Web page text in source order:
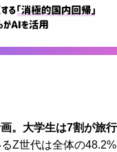
。大学生は7割が旅
Z世代は全体の